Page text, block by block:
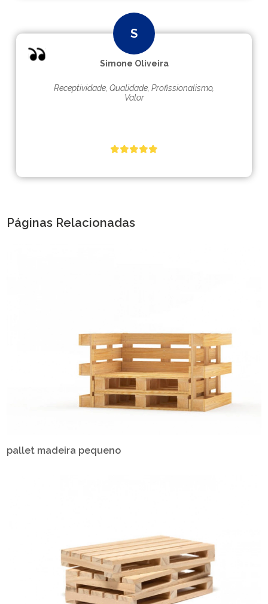
Simone Oliveira
Receptividade, Qualidade, Profissionalismo,
Valor
Páginas Relacionadas
pallet madeira pequeno